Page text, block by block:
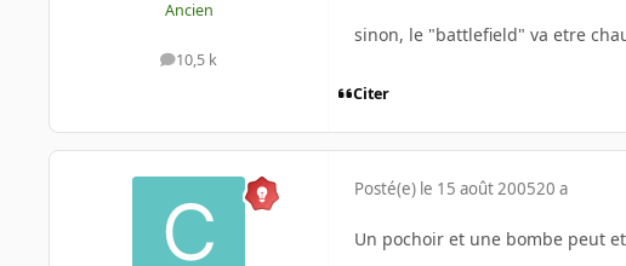
Ancien
10,5 k
messages
sinon, le "battlefield" va etre
Citer
Posté(e) le 15 août 200520 a
Un pochoir et une bombe peut